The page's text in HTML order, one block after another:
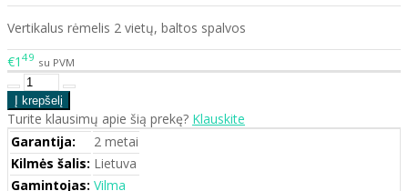
Vertikalus rėmelis 2 vietų, baltos spalvos
€1 49 su PVM
Turite klausimų apie šią prekę? Klauskite
Garantija:
2 metai
Kilmės šalis: Lietuva
Gamintojas: Vilma